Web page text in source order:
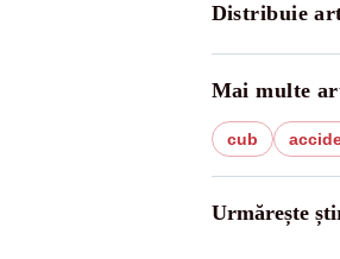
Distribuie
Mai multe
cub
Urmărește